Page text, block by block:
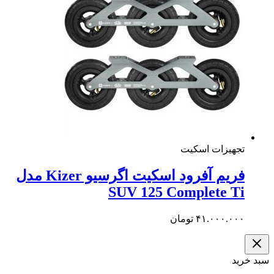
اسکیت
فریم آفرود اسکیت اگرسیو Kizer مدل
SUV 125 Complete
تومان